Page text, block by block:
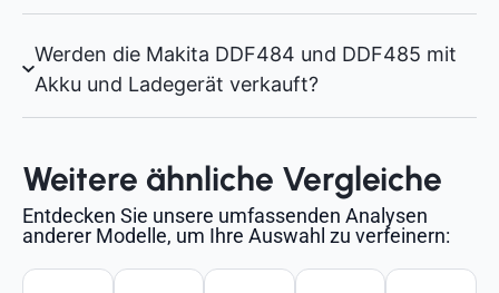
Werden die Makita DDF484 und DDF485 mit
Akku und Ladegerät verkauft?
Weitere ähnliche Vergleiche
Entdecken Sie unsere umfassenden Analysen
anderer Modelle, um Ihre Auswahl zu verfeinern: